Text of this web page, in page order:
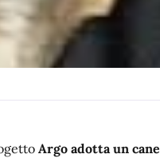
Argo adotta un cane